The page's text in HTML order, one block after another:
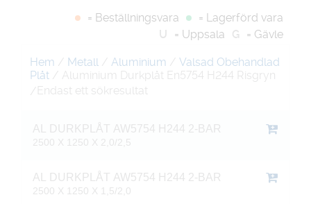
= Beställningsvara
= Lagerförd vara
U
= Uppsala G = Gävle
Hem / Metall / Aluminium / Valsad Obehandlad
Plåt / Aluminium Durkplåt En5754 H244 Risgryn
/ Endast ett sökresultat
AL DURKPLÅT AW5754 H244 2-BAR
2500 X 1250 X 2,0/2,5
AL DURKPLÅT AW5754 H244 2-BAR
2500 X 1250 X 1,5/2,0